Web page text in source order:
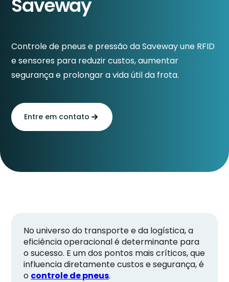
Saveway
Controle de pneus e pressão da Saveway une RFID
e sensores para reduzir custos, aumentar
segurança e prolongar a vida útil da frota.
Entre em contato
No universo do transporte e da logística, a
eficiência operacional é determinante para
o sucesso. E um dos pontos mais críticos, que
influencia diretamente custos e segurança, é
o controle de pneus.